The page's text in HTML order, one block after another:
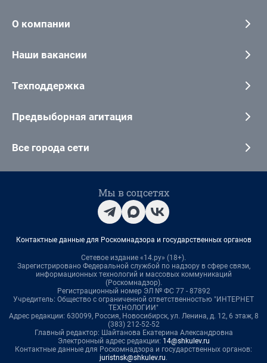
О компании
Наши вакансии
Техподдержка
Предвыборная агитация
Все города сети
Мы в соцсетях
Контактные данные для Роскомнадзора и государственных органов
Сетевое издание «14.ру» (18+).
Зарегистрировано Федеральной службой по надзору в сфере связи,
информационных технологий и массовых коммуникаций
(Роскомнадзор).
Регистрационный номер ЭЛ № ФС 77 - 87892
Учредитель: Общество с ограниченной ответственностью "ИНТЕРНЕТ
ТЕХНОЛОГИИ"
Адрес редакции: 630099, Россия, Новосибирск, ул. Ленина, д. 12, 6 этаж, 8
(383) 212-52-52
Главный редактор: Шайтанова Екатерина Александровна
Электронный адрес редакции: 14@shkulev.ru
Контактные данные для Роскомнадзора и государственных органов:
juristnsk@shkulev.ru.